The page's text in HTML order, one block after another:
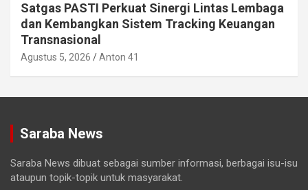
Satgas PASTI Perkuat Sinergi Lintas Lembaga
dan Kembangkan Sistem Tracking Keuangan
Transnasional
Agustus 5, 2026 Anton 41
Saraba News
Saraba News dibuat sebagai sumber informasi, berbagai isu-isu
ataupun topik-topik untuk masyarakat.